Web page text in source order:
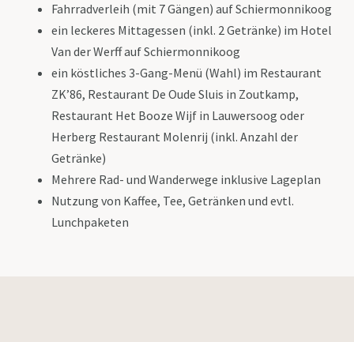
Fahrradverleih (mit 7 Gängen) auf Schiermonnikoog
ein leckeres Mittagessen (inkl. 2 Getränke) im Hotel
Van der Werff auf Schiermonnikoog
ein köstliches 3-Gang-Menü (Wahl) im Restaurant
ZK’86, Restaurant De Oude Sluis in Zoutkamp,
Restaurant Het Booze Wijf in Lauwersoog oder
Herberg Restaurant Molenrij (inkl. Anzahl der
Getränke)
Mehrere Rad- und Wanderwege inklusive Lageplan
Nutzung von Kaffee, Tee, Getränken und evtl.
Lunchpaketen